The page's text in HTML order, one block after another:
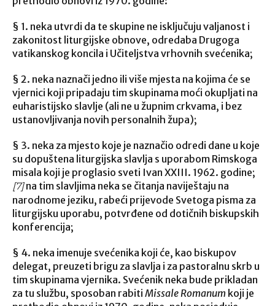
§ 1. neka utvrdi da te skupine ne isključuju valjanost i
zakonitost liturgijske obnove, odredaba Drugoga
vatikanskog koncila i Učiteljstva vrhovnih svećenika;
§ 2. neka naznači jedno ili više mjesta na kojima će se
vjernici koji pripadaju tim skupinama moći okupljati na
euharistijsko slavlje (ali ne u župnim crkvama, i bez
ustanovljivanja novih personalnih župa);
§ 3. neka za mjesto koje je naznačio odredi dane u koje
su dopuštena liturgijska slavlja s uporabom Rimskoga
misala koji je proglasio sveti Ivan XXIII. 1962. godine;
[7]na tim slavljima neka se čitanja naviještaju na
narodnome jeziku, rabeći prijevode Svetoga pisma za
liturgijsku uporabu, potvrđene od dotičnih biskupskih
konferencija;
§ 4. neka imenuje svećenika koji će, kao biskupov
delegat, preuzeti brigu za slavlja i za pastoralnu skrb u
tim skupinama vjernika. Svećenik neka bude prikladan
za tu službu, sposoban rabiti Missale Romanum koji je